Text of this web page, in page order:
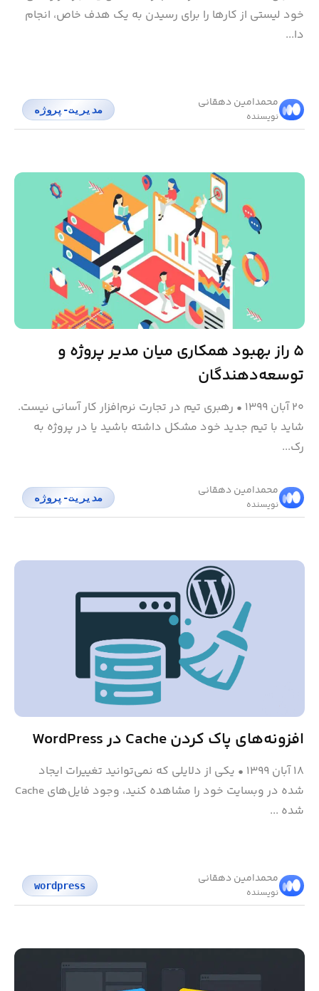
خود لیستی از کارها را برای رسیدن به یک هدف خاص، انجام
دا...
محمد‌امین دهقانی
نویسنده
مدیریت-پروژه
۵ راز بهبود همکاری میان مدیر پروژه و
توسعه‌دهندگان
۲۰ آبان ۱۳۹۹ • رهبری تیم در تجارت نرم‌افزار کار آسانی نیست.
شاید با تیم جدید خود مشکل داشته باشید یا در پروژه به
رک...
محمد‌امین دهقانی
نویسنده
مدیریت-پروژه
افزونه‌های پاک کردن Cache در WordPress
۱۸ آبان ۱۳۹۹ • یکی از دلایلی که نمی‌توانید تغییرات ایجاد
شده در وبسایت خود را مشاهده کنید، وجود فایل‌های Cache
شده ...
محمد‌امین دهقانی
نویسنده
wordpress